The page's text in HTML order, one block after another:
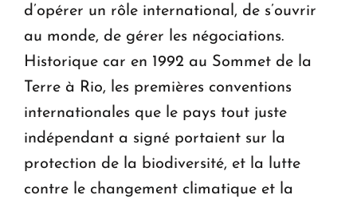
d’opérer un rôle international, de s’ouvrir
au monde, de gérer les négociations.
Historique car en 1992 au Sommet de la
Terre à Rio, les premières conventions
internationales que le pays tout juste
indépendant a signé portaient sur la
protection de la biodiversité, et la lutte
contre le changement climatique et la